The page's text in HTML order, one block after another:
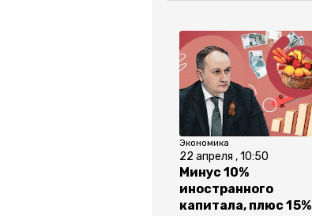
Экономика
22 апреля , 10:50
Минус 10%
иностранного
капитала, плюс 15%